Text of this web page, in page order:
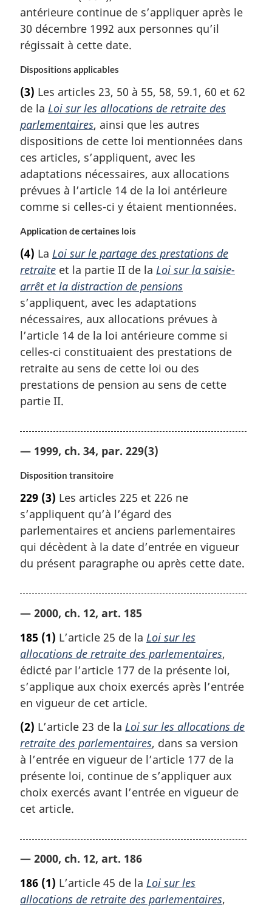
antérieure continue de s’appliquer après le
30 décembre 1992 aux personnes qu’il
régissait à cette date.
Dispositions applicables
(3) Les articles 23, 50 à 55, 58, 59.1, 60 et 62
de la Loi sur les allocations de retraite des
parlementaires, ainsi que les autres
dispositions de cette loi mentionnées dans
ces articles, s’appliquent, avec les
adaptations nécessaires, aux allocations
prévues à l’article 14 de la loi antérieure
comme si celles-ci y étaient mentionnées.
Application de certaines lois
(4) La Loi sur le partage des prestations de
retraite et la partie II de la Loi sur la saisie-
arrêt et la distraction de pensions
s’appliquent, avec les adaptations
nécessaires, aux allocations prévues à
l’article 14 de la loi antérieure comme si
celles-ci constituaient des prestations de
retraite au sens de cette loi ou des
prestations de pension au sens de cette
partie II.
— 1999, ch. 34, par. 229(3)
Disposition transitoire
229 (3) Les articles 225 et 226 ne
s’appliquent qu’à l’égard des
parlementaires et anciens parlementaires
qui décèdent à la date d’entrée en vigueur
du présent paragraphe ou après cette date.
— 2000, ch. 12, art. 185
185 (1) L’article 25 de la Loi sur les
allocations de retraite des parlementaires,
édicté par l’article 177 de la présente loi,
s’applique aux choix exercés après l’entrée
en vigueur de cet article.
(2) L’article 23 de la Loi sur les allocations de
retraite des parlementaires, dans sa version
à l’entrée en vigueur de l’article 177 de la
présente loi, continue de s’appliquer aux
choix exercés avant l’entrée en vigueur de
cet article.
— 2000, ch. 12, art. 186
186 (1) L’article 45 de la Loi sur les
allocations de retraite des parlementaires,